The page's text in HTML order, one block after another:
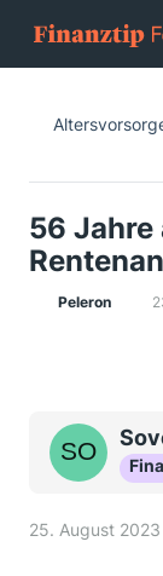
56
Peleron
25. August